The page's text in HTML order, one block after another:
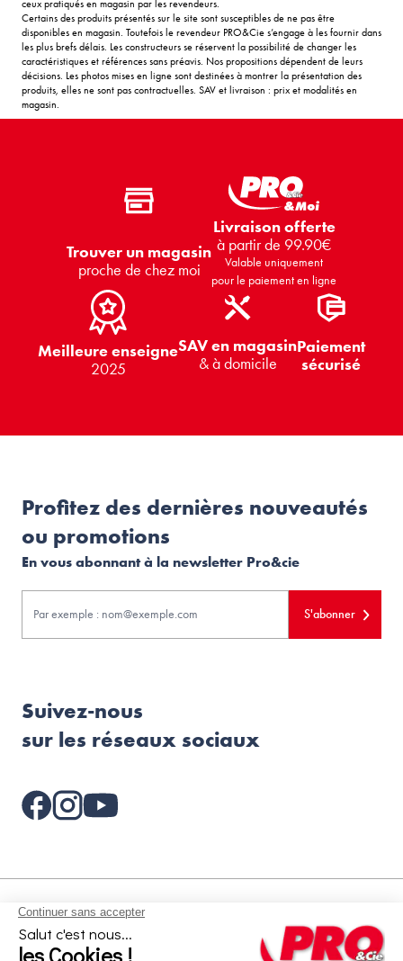
ceux pratiqués en magasin par les revendeurs.
Certains des produits présentés sur le site sont susceptibles de ne pas être
disponibles en magasin. Toutefois le revendeur PRO&Cie s’engage à les fournir dans
les plus brefs délais. Les constructeurs se réservent la possibilité de changer les
caractéristiques et références sans préavis. Nos propositions dépendent de leurs
décisions. Les photos mises en ligne sont destinées à montrer la présentation des
produits, elles ne sont pas contractuelles. SAV et livraison : prix et modalités en
magasin.
Trouver un magasin
proche de chez moi
Livraison offerte
à partir de 99.90€
Valable uniquement
pour le paiement en ligne
Meilleure enseigne
2025
SAV en magasin
& à domicile
Paiement
sécurisé
Profitez des dernières nouveautés
ou promotions
En vous abonnant à la newsletter Pro&cie
S'abonner
Suivez-nous
sur les réseaux sociaux
Aides et informations